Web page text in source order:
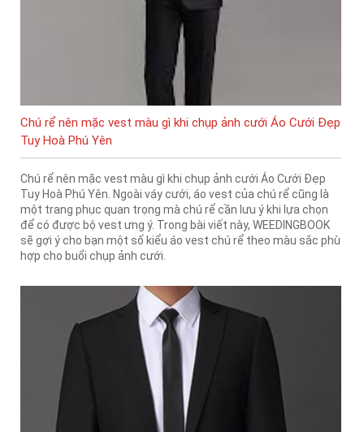
Chú rể nên mặc vest màu gì khi chụp ảnh cưới Áo Cưới Đẹp
Tuy Hoà Phú Yên
Chú rể nên mặc vest màu gì khi chụp ảnh cưới Áo Cưới Đẹp
Tuy Hoà Phú Yên. Ngoài váy cưới, áo vest của chú rể cũng là
một trang phục quan trọng mà chú rể cần lưu ý khi lựa chọn
để có được bộ vest ưng ý. Trong bài viết này, WEEDINGBOOK
sẽ gợi ý cho bạn một số kiểu áo vest chú rể theo màu sắc phù
hợp cho buổi chụp ảnh cưới.